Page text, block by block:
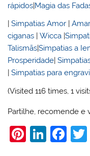
rápidos|Magia das
|Simpatias Amor |
ciganas |Wicca |
Talismãs|Simpatias a
Prosperidade|
|Simpatias para
(Visited 116 times, 1
Partilhe, recomende e
Pi Li F